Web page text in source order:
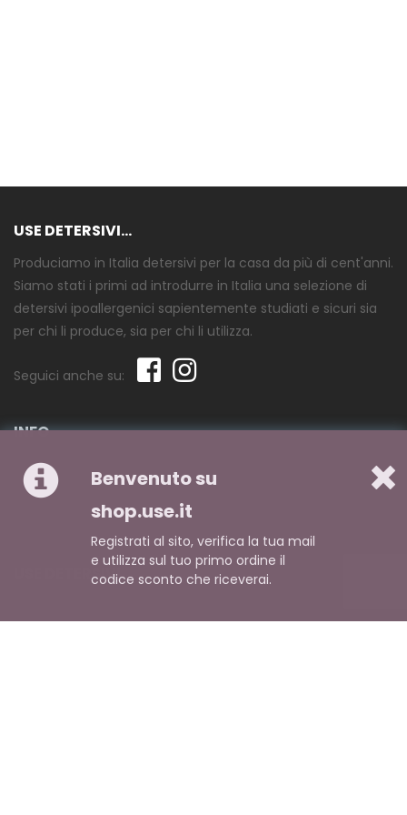
USE DETERSIVI...
Produciamo in Italia detersivi per la casa da più di cent'anni.
Siamo stati i primi ad introdurre in Italia una selezione di
detersivi ipoallergenici sapientemente studiati e sicuri sia
per chi li produce, sia per chi li utilizza.
Seguici anche su:
INFO
Chi siamo
Pagamento
USE DETERSIVI
Benvenuto su
shop.use.it
Registrati al sito, verifica la tua mail
e utilizza sul tuo primo ordine il
codice sconto che riceverai.